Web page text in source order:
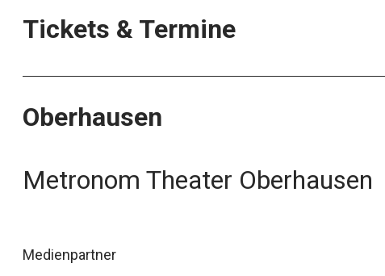
Tickets & Termine
Oberhausen
Metronom Theater Oberhausen
Medienpartner